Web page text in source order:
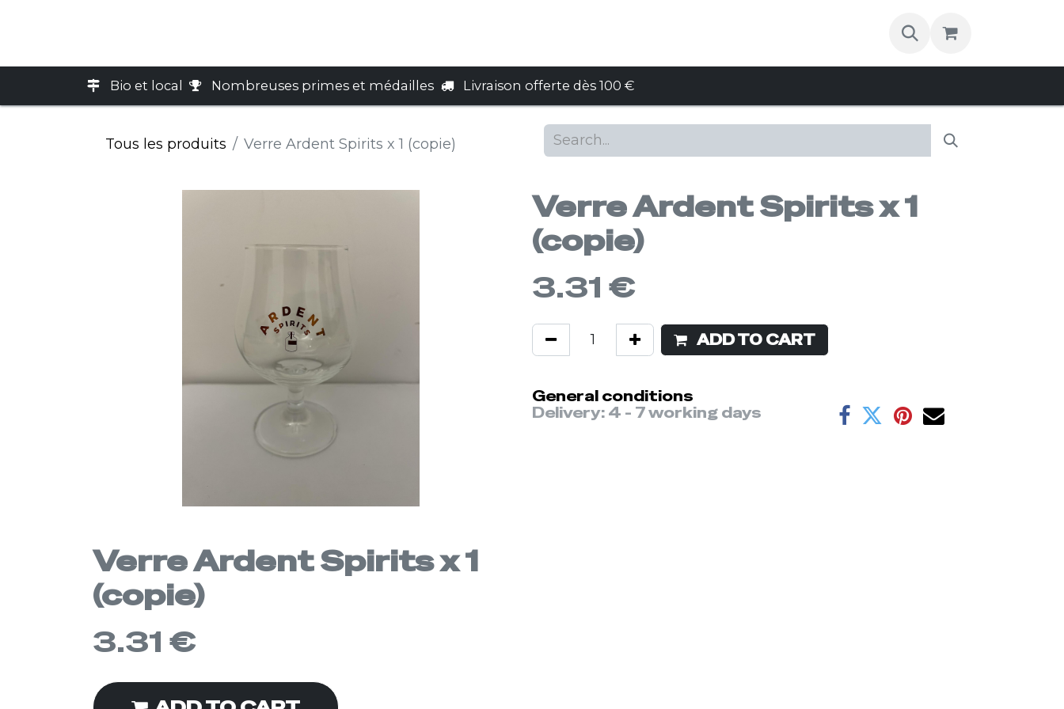
Bio et local Nombreuses primes et médailles Livraison offerte dès 100 €
Tous les produits Verre Ardent Spirits x 1 (copie)
Verre Ardent Spirits x 1
(copie)
3.31 €
ADD TO CART
General conditions
Delivery: 4 - 7 working days
Verre Ardent Spirits x 1
(copie)
3.31 €